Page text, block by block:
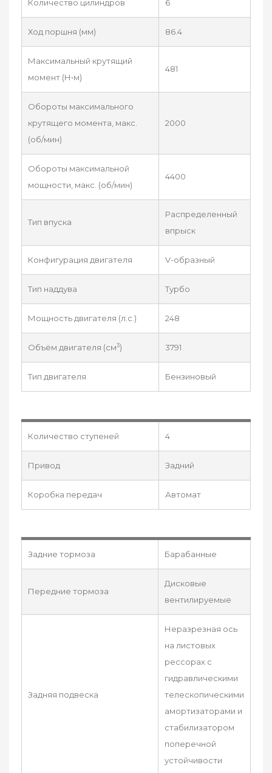
Количество цилиндров 6
Ход поршня (мм) 86.4
Максимальный крутящий
момент (Н•м)
481
Обороты максимального
крутящего момента, макс.
(об/мин)
2000
Обороты максимальной
мощности, макс. (об/мин)
4400
Тип впуска
Распределенный
впрыск
Конфигурация двигателя V-образный
Тип наддува Турбо
Мощность двигателя (л.с.) 248
Объём двигателя (см3) 3791
Тип двигателя Бензиновый
Количество ступеней 4
Привод Задний
Коробка передач Автомат
Задние тормоза Барабанные
Передние тормоза
Дисковые
вентилируемые
Задняя подвеска
Неразрезная ось
на листовых
рессорах с
гидравлическими
телескопическими
амортизаторами и
стабилизатором
поперечной
устойчивости